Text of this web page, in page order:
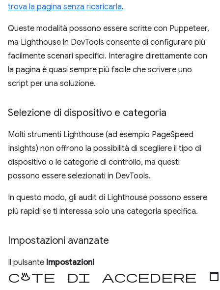
trova la pagina senza ricaricarla.
Queste modalità possono essere scritte con Puppeteer,
ma Lighthouse in DevTools consente di configurare più
facilmente scenari specifici. Interagire direttamente con
la pagina è quasi sempre più facile che scrivere uno
script per una soluzione.
Selezione di dispositivo e categoria
Molti strumenti Lighthouse (ad esempio PageSpeed
Insights) non offrono la possibilità di scegliere il tipo di
dispositivo o le categorie di controllo, ma questi
possono essere selezionati in DevTools.
In questo modo, gli audit di Lighthouse possono essere
più rapidi se ti interessa solo una categoria specifica.
Impostazioni avanzate
Il pulsante Impostazioni
consente di